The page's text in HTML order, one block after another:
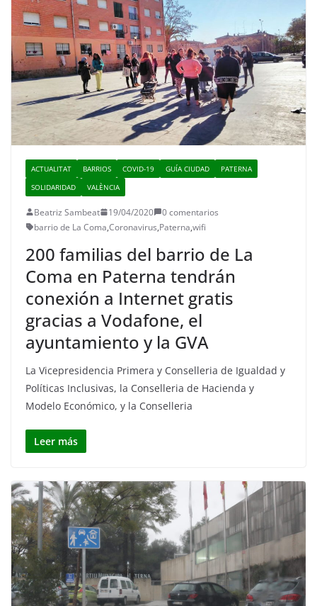
ACTUALITAT BARRIOS COVID-19 GUÍA CIUDAD
PATERNA
SOLIDARIDAD
VALÈNCIA
Beatriz Sambeat 19/04/2020
0 comentarios
barrio de La Coma,Coronavirus,Paterna,wifi
200 familias del barrio de La
Coma en Paterna tendrán
conexión a Internet gratis
gracias a Vodafone, el
ayuntamiento y la GVA
La Vicepresidencia Primera y Conselleria de Igualdad y
Políticas Inclusivas, la Conselleria de Hacienda y
Modelo Económico, y la Conselleria
Leer más